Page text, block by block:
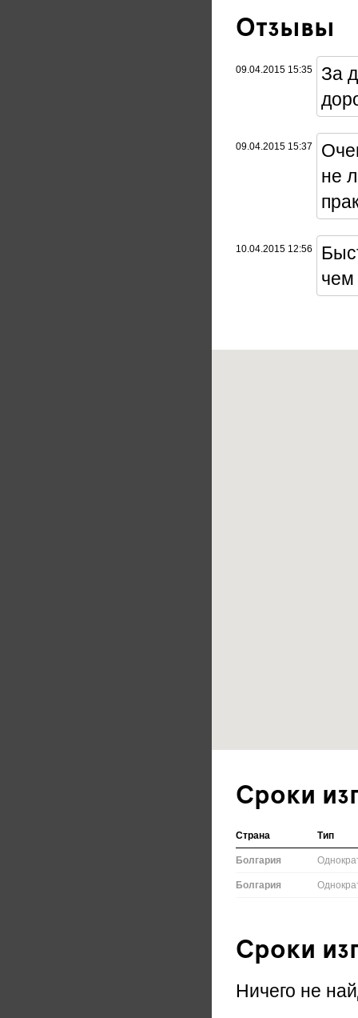
Отзывы
09.04.2015 15:35
За
09.04.2015 15:37
не
10.04.2015 12:56
чем
Сроки
Страна Тип
Болгария
Болгария
Сроки
Ничего не